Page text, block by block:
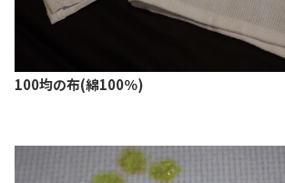
100均の布(綿100％)